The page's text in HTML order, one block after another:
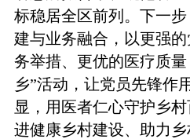
标稳居全区前列。下一
建与业务融合，以更强
务举措、更优的医疗质
乡”活动，让党员先锋作
显，用医者仁心守护乡
进健康乡村建设、助力